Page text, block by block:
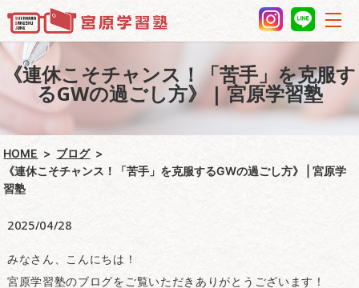
《連休こそチャンス！「苦手」を克服す
るGWの過ごし方》 | 宮原学習塾
HOME
ブログ
《連休こそチャンス！「苦手」を克服するGWの過ごし方》 | 宮原学
習塾
2025/04/28
みなさん、こんにちは！
宮原学習塾のブログをご覧いただきありがとうございます！